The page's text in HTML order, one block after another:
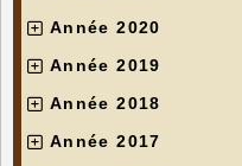
Année 2020
Année 2019
Année 2018
Année 2017